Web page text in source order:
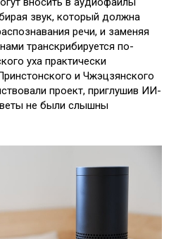
звук, который должна
речи, и заменяя
транскрибируется по-
уха практически
и Чжэцзянского
проект, приглушив ИИ-
не были слышны